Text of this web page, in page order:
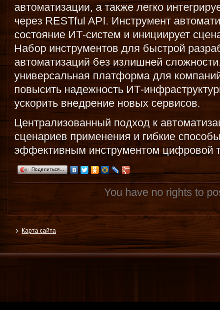
автоматизации, а также легко
через RESTful API. Инструмент
состояние ИТ-систем и инициирует
Набор инструментов для быстрой
автоматизаций без излишней
универсальная платформа для
повысить надежность ИТ-
ускорить внедрение новых сервисов.
Централизованный подход к
сценариев применения и гибкие
эффективным инструментом цифровой
Поделиться…
You have no rights to
Карта сайта